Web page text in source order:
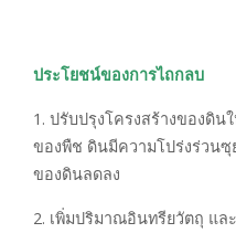
ประโยชน์ของการไถกลบ
1. ปรับปรุงโครงสร้างของดิน
ของพืช ดินมีความโปร่งร่วน
ของดินลดลง
2. เพิ่มปริมาณอินทรียวัตถุ แ